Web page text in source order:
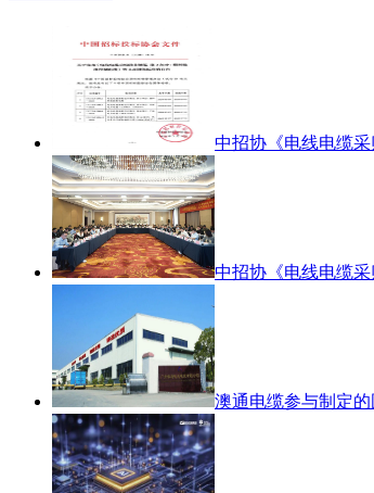
中招协《电线电缆
中招协《电线电缆
澳通电缆参与制定